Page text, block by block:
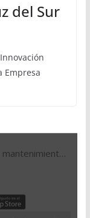
del Sur
Empresa